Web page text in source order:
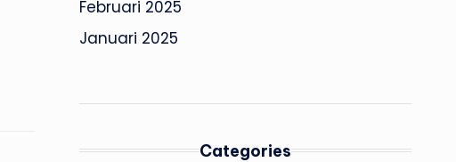
Februari 2025
Januari 2025
Categories